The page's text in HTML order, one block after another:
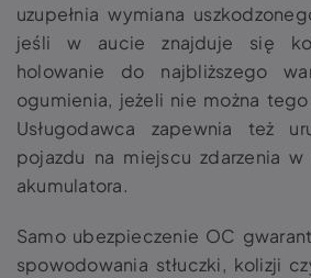
uzupełnia wymiana
jeśli w aucie znajduje się
holowanie do najbliższego
ogumienia, jeżeli nie można
Usługodawca zapewnia też
pojazdu na miejscu zdarzenia w
akumulatora.
Samo ubezpieczenie OC
spowodowania stłuczki, kolizji